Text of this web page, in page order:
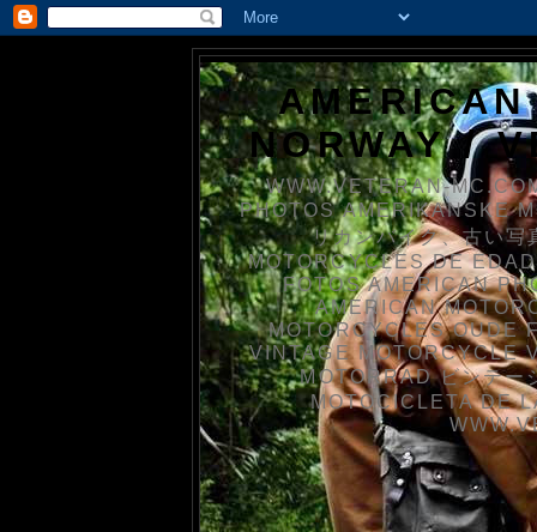
NORWAY /
WWW.VETERAN-
PHOTOS AMERIKANSKE
リカンバイク、古い
MOTORCYCLES DE
FOTOS AMERICAN
AMERICAN
MOTORCYCLES OUDE
VINTAGE MOTORCYCLE
MOTORRAD ビンテ
MOTOCICLETA DE